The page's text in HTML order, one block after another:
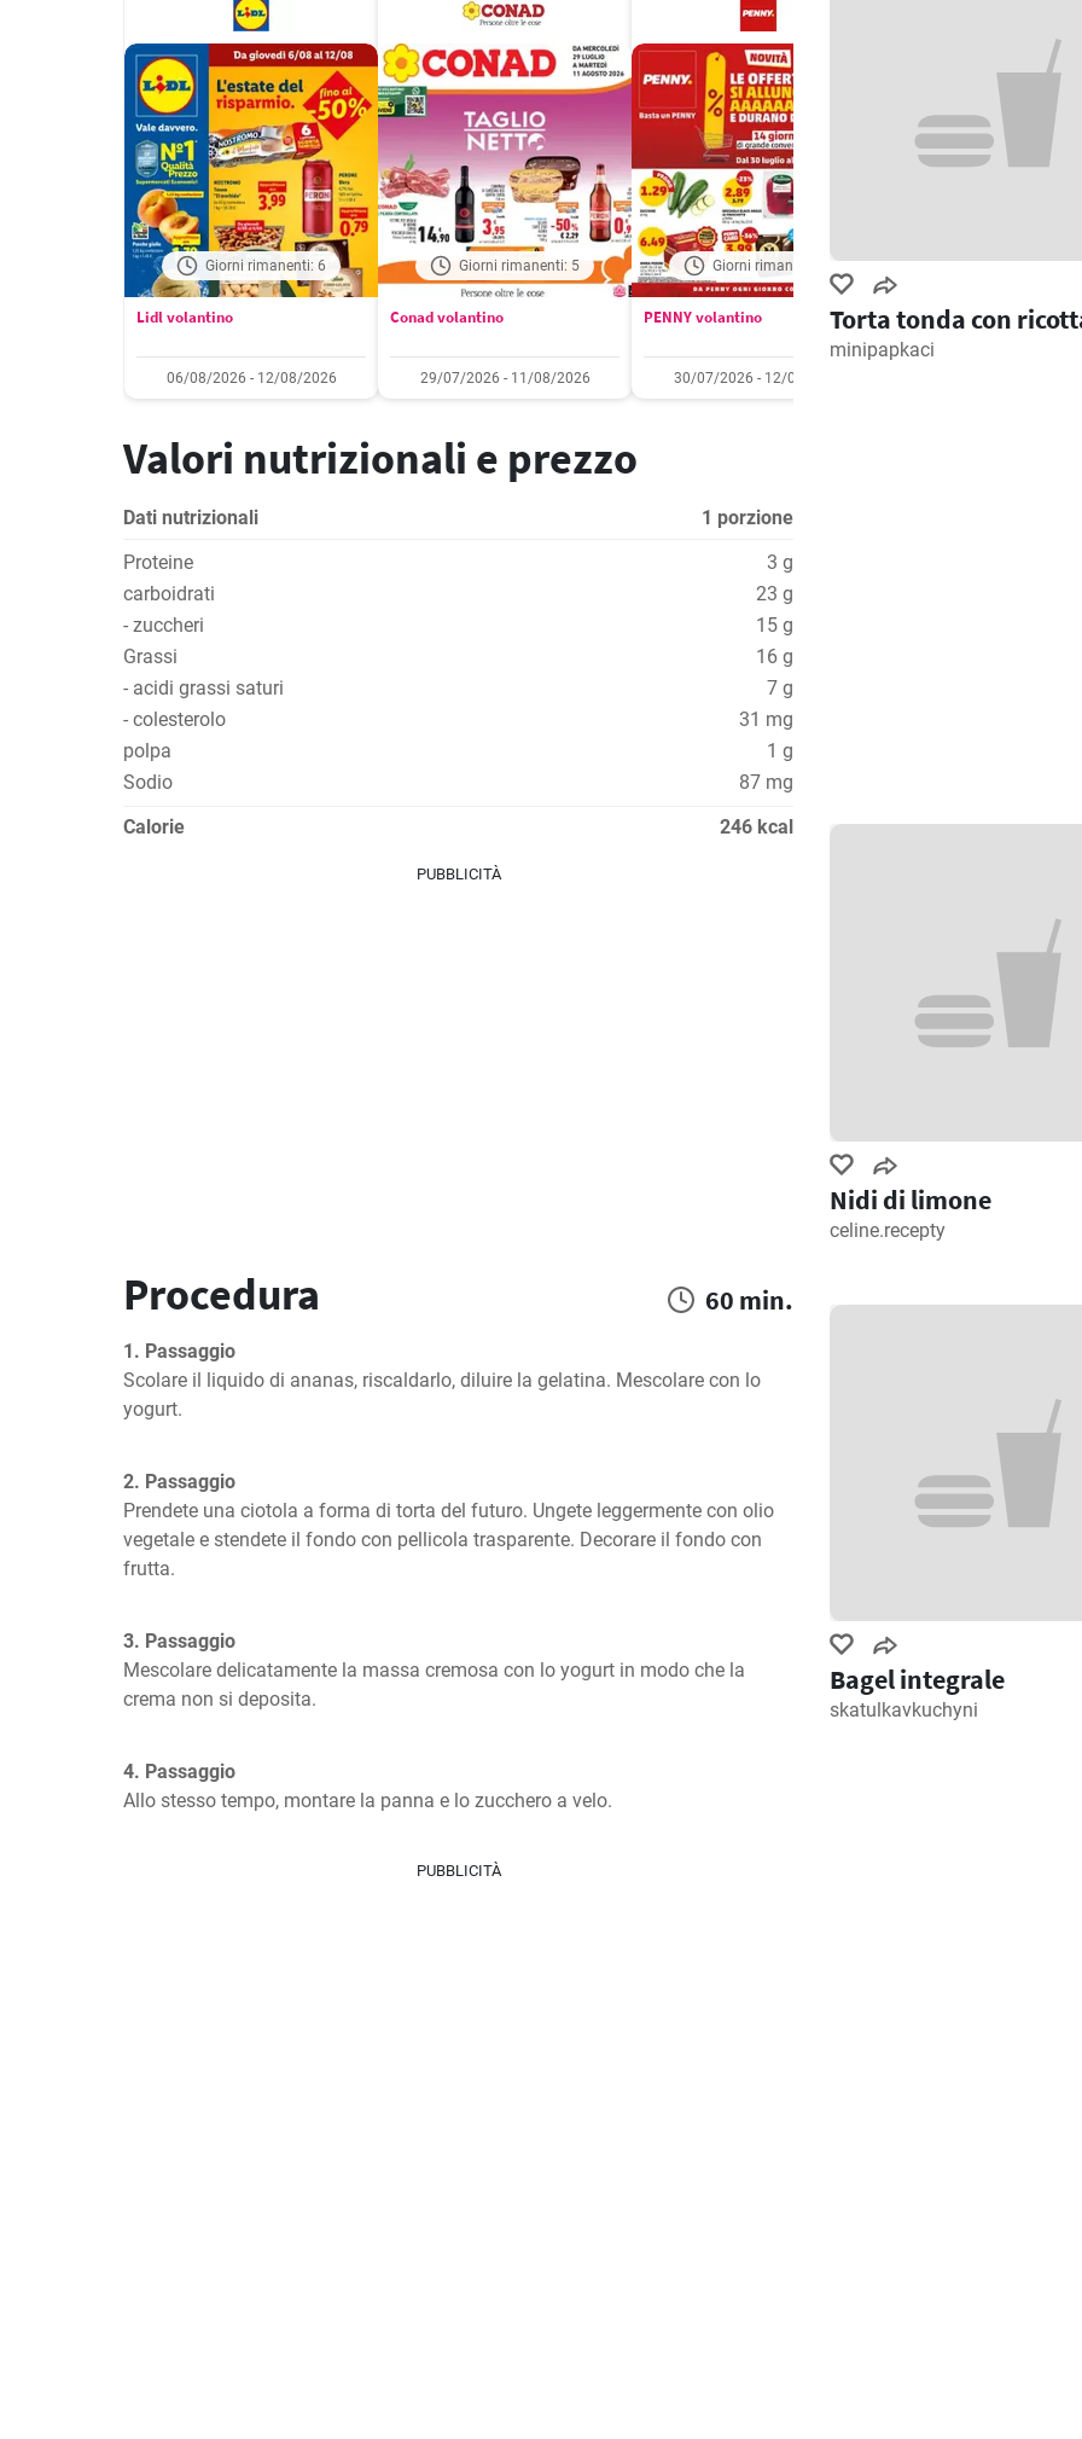
Giorni rimanenti: 6
Lidl volantino
06/08/2026 - 12/08/2026
Giorni rimanenti: 5
Conad volantino
29/07/2026 - 11/08/2026
Giorni rimanenti: 6
PENNY volantino
30/07/2026 - 12/08/2026
Giorni rimanenti:
Aldi volantino
Valori nutrizionali e prezzo
Dati nutrizionali
1 porzione
Proteine
3 g
carboidrati
23 g
- zuccheri
15 g
Grassi
16 g
- acidi grassi saturi
7 g
- colesterolo
31 mg
polpa
1 g
Sodio
87 mg
Calorie
246 kcal
PUBBLICITÀ
Procedura 60 min.
1. Passaggio
Scolare il liquido di ananas, riscaldarlo, diluire la gelatina. Mescolare con lo
yogurt.
2. Passaggio
Prendete una ciotola a forma di torta del futuro. Ungete leggermente con olio
vegetale e stendete il fondo con pellicola trasparente. Decorare il fondo con
frutta.
3. Passaggio
Mescolare delicatamente la massa cremosa con lo yogurt in modo che la
crema non si deposita.
4. Passaggio
Allo stesso tempo, montare la panna e lo zucchero a velo.
PUBBLICITÀ
Torta tonda con
minipapkaci
Nidi di limone
celine.recepty
Bagel integrale
skatulkavkuchyni